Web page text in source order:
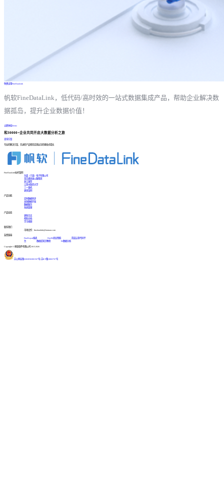
免费试用FineDataLink
帆软FineDataLink，低代码/高时效的一站式数据集成产品，帮助企业解决数
据孤岛，提升企业数据价值！
立即体验Demo
和30000+企业共同开启大数据分析之旅
咨询方案
专业的解决方案、先进的产品帮您实现业务的爆发式增长
FineDataLink标杆案例
台晶（宁波）电子有限公司
某交通高速公路集团
浙江国贸
江西中医药大学
三一重机
更多案例
产品功能
实时数据同步
高效数据开发
数据服务
系统管理
产品动态
更新日志
帮助文档
学习视频
联系我们
市场合作：finedatalink@fanruan.com
友情链接
FineReport报表
FineBI商业智能
简道云零代码平
台
数据库知识教程 BI数据分析
Copyright © 帆软软件有限公司 2015-2026
苏公网安备32020502001567号 苏ICP备18065767号